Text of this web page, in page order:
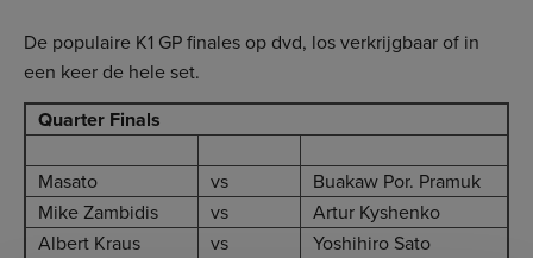
De populaire K1 GP finales op dvd, los verkrijgbaar of in
een keer de hele set.
Quarter Finals
Masato vs
Buakaw Por. Pramuk
Mike Zambidis
vs
Artur Kyshenko
Albert Kraus
vs
Yoshihiro Sato